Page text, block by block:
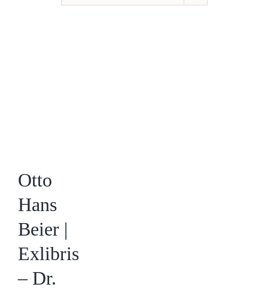
Otto
Hans
Beier |
Exlibris
– Dr.